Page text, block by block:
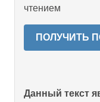
чтением
ПОЛУЧИТЬ
Данный текст